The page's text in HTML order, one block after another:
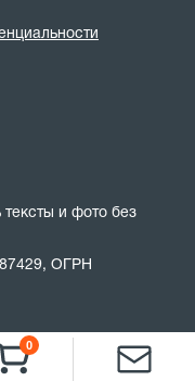
0
и фото без
ОГРН